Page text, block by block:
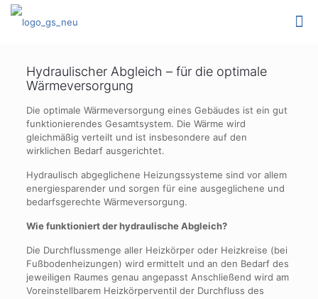
Hydraulischer Abgleich – für die optimale
Wärmeversorgung
Die optimale Wärmeversorgung eines Gebäudes ist ein gut
funktionierendes Gesamtsystem. Die Wärme wird
gleichmäßig verteilt und ist insbesondere auf den
wirklichen Bedarf ausgerichtet.
Hydraulisch abgeglichene Heizungssysteme sind vor allem
energiesparender und sorgen für eine ausgeglichene und
bedarfsgerechte Wärmeversorgung.
Wie funktioniert der hydraulische Abgleich?
Die Durchflussmenge aller Heizkörper oder Heizkreise (bei
Fußbodenheizungen) wird ermittelt und an den Bedarf des
jeweiligen Raumes genau angepasst Anschließend wird am
Voreinstellbarem Heizkörperventil der Durchfluss des